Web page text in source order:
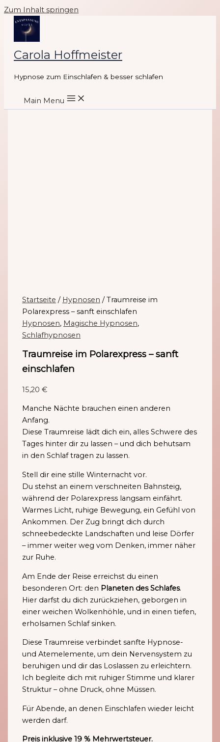
Zum Inhalt springen
Carola Hoffmeister
Hypnose zum Einschlafen & besser schlafen
Main Menu
Startseite / Hypnosen / Traumreise im
Polarexpress – sanft einschlafen
Hypnosen, Magische Hypnosen,
Schlafhypnosen
Traumreise im Polarexpress – sanft
einschlafen
15,20€
Manche Nächte brauchen einen anderen
Anfang.
Diese Traumreise lädt dich ein, alles Schwere des
Tages hinter dir zu lassen – und dich behutsam
in den Schlaf tragen zu lassen.
Stell dir eine stille Winternacht vor.
Du stehst an einem verschneiten Bahnsteig,
während der Polarexpress langsam einfährt.
Warmes Licht, ruhige Bewegung, ein Gefühl von
Ankommen. Der Zug bringt dich durch
schneebedeckte Landschaften und leise Dörfer
– immer weiter weg vom Denken, immer näher
zur Ruhe.
Am Ende der Reise erreichst du einen
besonderen Ort: den Planeten des Schlafes.
Hier darfst du dich zurückziehen, geborgen in
einer weichen Wolkenhöhle, und in einen tiefen,
erholsamen Schlaf sinken.
Diese Traumreise verbindet sanfte Hypnose-
und Atemelemente, um dein Nervensystem zu
beruhigen und dir das Loslassen zu erleichtern.
Ich begleite dich mit ruhiger Stimme und klarer
Struktur – ohne Druck, ohne Müssen.
Für Abende, an denen Einschlafen wieder leicht
werden darf.
Preis inklusive 19 % Mehrwertsteuer.